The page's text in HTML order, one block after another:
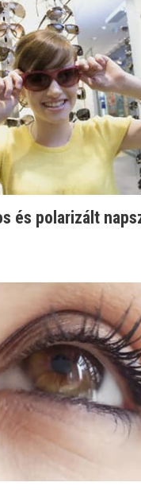
és polarizált